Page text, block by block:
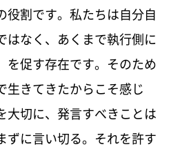
役割です。私たちは自分自
はなく、あくまで執行側に
を促す存在です。そのため
生きてきたからこそ感じ
大切に、発言すべきことは
ずに言い切る。それを許す